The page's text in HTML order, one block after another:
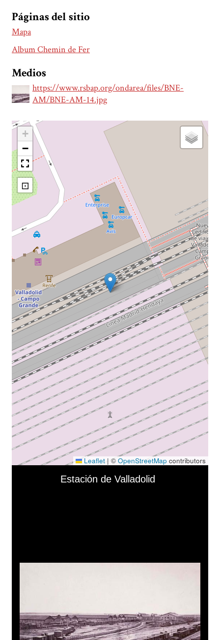
Páginas del sitio
Mapa
Album Chemin de Fer
Medios
https://www.rsbap.org/ondarea/files/BNE-
AM/BNE-AM-14.jpg
+
−
⊡
Leaflet | © OpenStreetMap contributors
Media ViewerEstación de Valladolid